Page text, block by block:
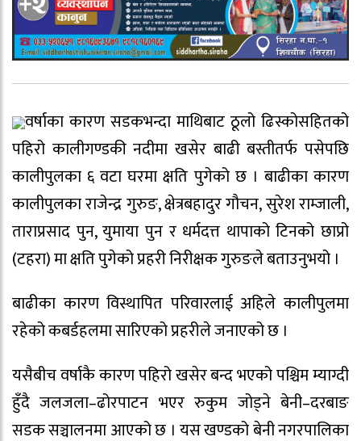
वर्षाका कारण सडकभन्दा माथिबाट ठूलो ढिस्कोसहितको
पहिरो कालीगण्डकी नदीमा खसेर बाढी बस्तीतर्फ पसेपछि
कालीपुलका ६ वटा घरमा क्षति पुगेको छ । बाढीका कारण
कालीपुलका राजेन्द्र गुरुङ, क्षेत्रबहादुर गौचन, सुरेश राम्जाली,
ताराप्रसाद पुन, युमाया पुन र धर्मदत्त थापाको टिनको छाप्रो
(टहरा) मा क्षति पुगेको प्रहरी निरीक्षक गुरुङले बताउनुभयो ।
बाढीका कारण विस्थापित परिवारलाई अहिले कालीपुलमा
रहेको कबर्डहलमा सारिएको प्रहरीले जनाएको छ ।
यसैबीच वर्षाकै कारण पहिरो खसेर बन्द भएको पश्चिम म्याग्दी
हुँदै जलजला–ढोरपाटन भएर रुकुम जोड्ने बेनी–दरबाङ
सडक सञ्चालनमा आएको छ । यस खण्डको बेनी नगरपालिका